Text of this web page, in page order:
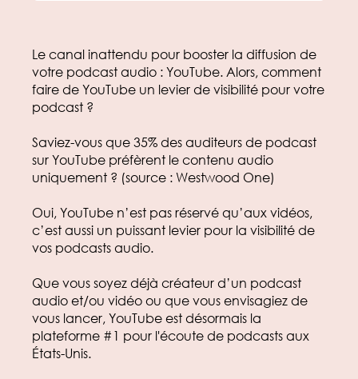
Le canal inattendu pour booster la diffusion de
votre podcast audio : YouTube. Alors, comment
faire de YouTube un levier de visibilité pour votre
podcast ?
Saviez-vous que 35% des auditeurs de podcast
sur YouTube préfèrent le contenu audio
uniquement ? (source : Westwood One)
Oui, YouTube n’est pas réservé qu’aux vidéos,
c’est aussi un puissant levier pour la visibilité de
vos podcasts audio.
Que vous soyez déjà créateur d’un podcast
audio et/ou vidéo ou que vous envisagiez de
vous lancer, YouTube est désormais la
plateforme #1 pour l'écoute de podcasts aux
États-Unis.